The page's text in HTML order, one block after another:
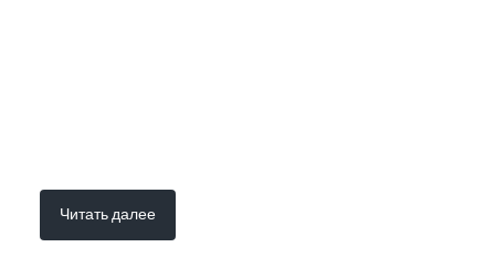
Читать далее